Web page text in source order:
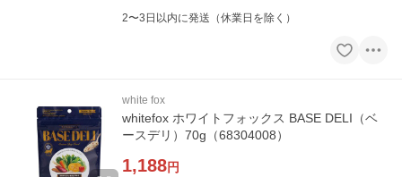
2〜3日以内に発送（休業日を除く）
white fox
whitefox ホワイトフォックス BASE DELI（ベ
ースデリ）70g（68304008）
1,188円